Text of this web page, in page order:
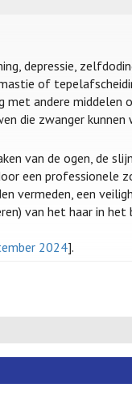
depressie,
of
andere middelen
die zwanger
van de ogen, de
een professionele
vermeden, een
van het haar in
2024].